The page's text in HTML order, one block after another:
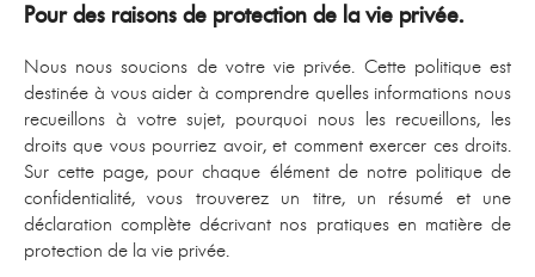
Pour des raisons de protection de la vie privée.
Nous nous soucions de votre vie privée. Cette politique est
destinée à vous aider à comprendre quelles informations nous
recueillons à votre sujet, pourquoi nous les recueillons, les
droits que vous pourriez avoir, et comment exercer ces droits.
Sur cette page, pour chaque élément de notre politique de
confidentialité, vous trouverez un titre, un résumé et une
déclaration complète décrivant nos pratiques en matière de
protection de la vie privée.